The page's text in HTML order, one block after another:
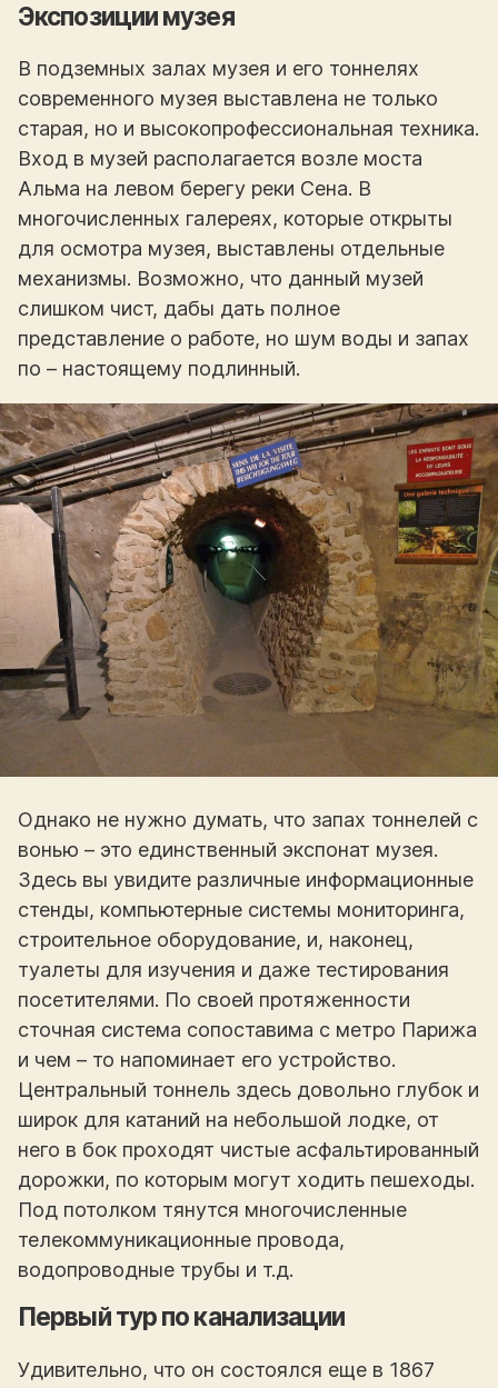
Экспозиции музея
В подземных залах музея и его тоннелях
современного музея выставлена не только
старая, но и высокопрофессиональная техника.
Вход в музей располагается возле моста
Альма на левом берегу реки Сена. В
многочисленных галереях, которые открыты
для осмотра музея, выставлены отдельные
механизмы. Возможно, что данный музей
слишком чист, дабы дать полное
представление о работе, но шум воды и запах
по – настоящему подлинный.
Однако не нужно думать, что запах тоннелей с
вонью – это единственный экспонат музея.
Здесь вы увидите различные информационные
стенды, компьютерные системы мониторинга,
строительное оборудование, и, наконец,
туалеты для изучения и даже тестирования
посетителями. По своей протяженности
сточная система сопоставима с метро Парижа
и чем – то напоминает его устройство.
Центральный тоннель здесь довольно глубок и
широк для катаний на небольшой лодке, от
него в бок проходят чистые асфальтированный
дорожки, по которым могут ходить пешеходы.
Под потолком тянутся многочисленные
телекоммуникационные провода,
водопроводные трубы и т.д.
Первый тур по канализации
Удивительно, что он состоялся еще в 1867